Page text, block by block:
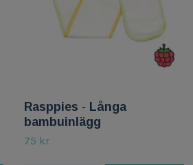
Rasppies - Långa
bambuinlägg
75 kr